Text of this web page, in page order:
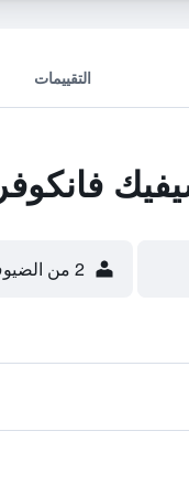
التقييمات
فانكوفر
2 من الضيوف، غرفة واحدة